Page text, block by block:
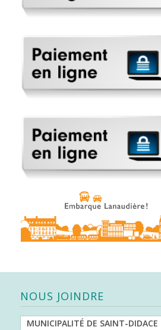
NOUS JOINDRE
MUNICIPALITÉ DE SAINT-DIDACE